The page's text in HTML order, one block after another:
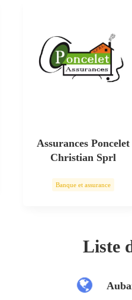
Assurances Poncelet
Christian Sprl
Banque et assurance
Liste